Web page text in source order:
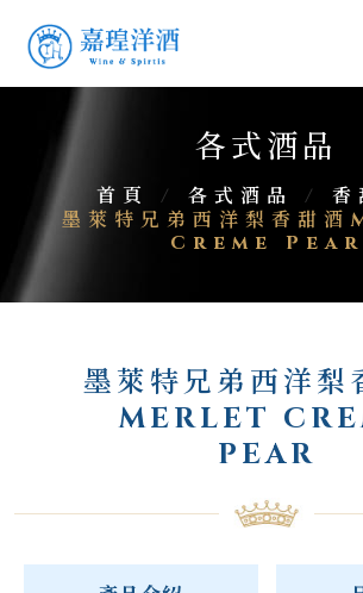
各式酒品
首頁 / 各式酒品 / 香
墨萊特兄弟西洋梨香甜
Creme Pear
墨萊特兄弟西洋梨
MERLET
PEAR